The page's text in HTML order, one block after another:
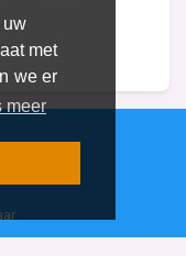
uw
met
we er
meer